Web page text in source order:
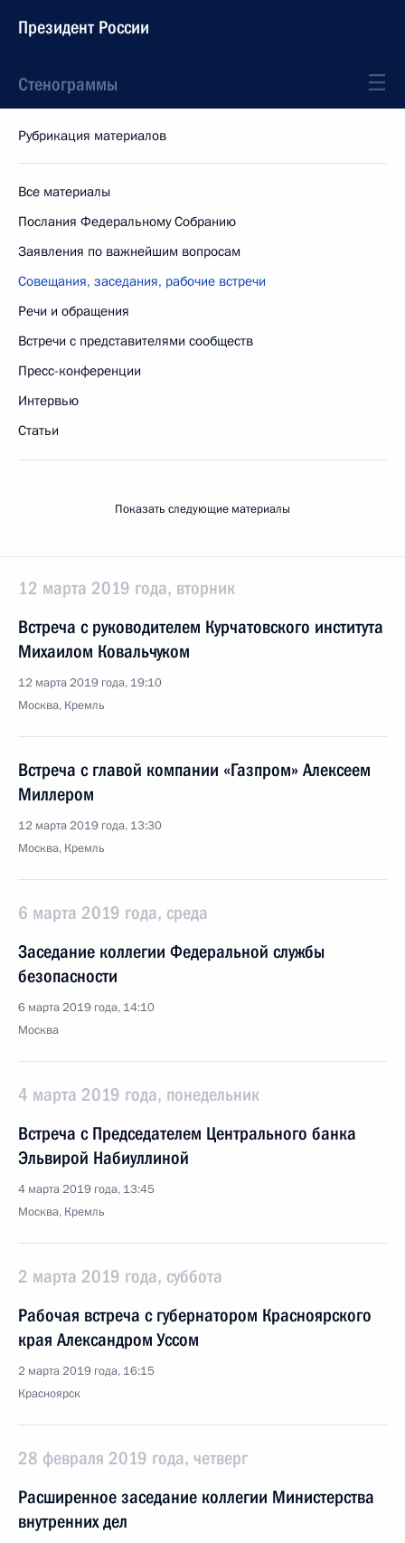
Президент России
Стенограммы
Рубрикация материалов
Все материалы
Послания Федеральному Собранию
Заявления по важнейшим вопросам
Совещания, заседания, рабочие встречи
Речи и обращения
Встречи с представителями сообществ
Пресс-конференции
Интервью
Статьи
Показать следующие материалы
12 марта 2019 года, вторник
Встреча с руководителем Курчатовского института
Михаилом Ковальчуком
12 марта 2019 года, 19:10
Москва, Кремль
Встреча с главой компании «Газпром» Алексеем
Миллером
12 марта 2019 года, 13:30
Москва, Кремль
6 марта 2019 года, среда
Заседание коллегии Федеральной службы
безопасности
6 марта 2019 года, 14:10
Москва
4 марта 2019 года, понедельник
Встреча с Председателем Центрального банка
Эльвирой Набиуллиной
4 марта 2019 года, 13:45
Москва, Кремль
2 марта 2019 года, суббота
Рабочая встреча с губернатором Красноярского
края Александром Уссом
2 марта 2019 года, 16:15
Красноярск
28 февраля 2019 года, четверг
Расширенное заседание коллегии Министерства
внутренних дел